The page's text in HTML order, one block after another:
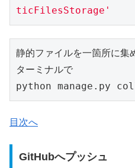
ticFilesStorage'
静的ファイルを一箇所に集
ターミナルで
python manage.py
目次へ
GitHubへプッシュ